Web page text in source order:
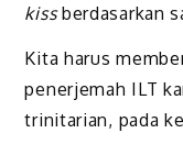
kissberdasarkan
Kita harus
penerjemah ILT
trinitarian, pada